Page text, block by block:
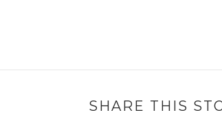
SHARE THIS